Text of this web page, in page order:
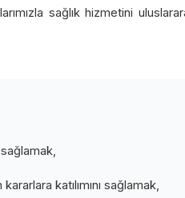
sağlık hizmetini
sağlamak,
katılımını sağlamak,